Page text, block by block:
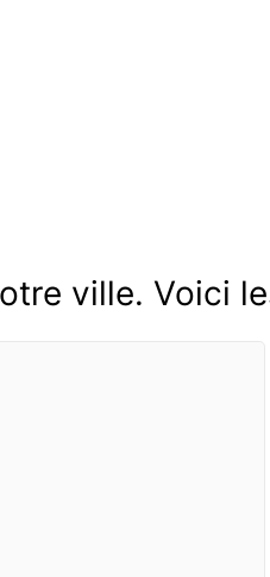
ville. Voici